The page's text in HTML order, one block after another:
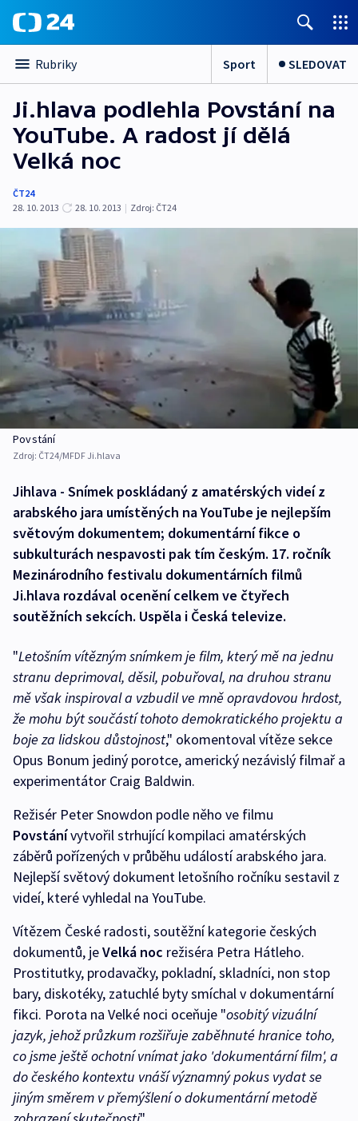
Rubriky Sport SLEDOVAT
Ji.hlava podlehla Povstání na
YouTube. A radost jí dělá
Velká noc
ČT24
28. 10. 2013
28. 10. 2013 | Zdroj: ČT24
Povstání
Zdroj: ČT24/MFDF Ji.hlava
Jihlava - Snímek poskládaný z amatérských videí z
arabského jara umístěných na YouTube je nejlepším
světovým dokumentem; dokumentární fikce o
subkulturách nespavosti pak tím českým. 17. ročník
Mezinárodního festivalu dokumentárních filmů
Ji.hlava rozdával ocenění celkem ve čtyřech
soutěžních sekcích. Uspěla i Česká televize.
"Letošním vítězným snímkem je film, který mě na jednu
stranu deprimoval, děsil, pobuřoval, na druhou stranu
mě však inspiroval a vzbudil ve mně opravdovou hrdost,
že mohu být součástí tohoto demokratického projektu a
boje za lidskou důstojnost," okomentoval vítěze sekce
Opus Bonum jediný porotce, americký nezávislý filmař a
experimentátor Craig Baldwin.
Režisér Peter Snowdon podle něho ve filmu
Povstánívytvořil strhující kompilaci amatérských
záběrů pořízených v průběhu událostí arabského jara.
Nejlepší světový dokument letošního ročníku sestavil z
videí, které vyhledal na YouTube.
Vítězem České radosti, soutěžní kategorie českých
dokumentů, jeVelká noc režiséra Petra Hátleho.
Prostitutky, prodavačky, pokladní, skladníci, non stop
bary, diskotéky, zatuchlé byty smíchal v dokumentární
fikci. Porota na Velké noci oceňuje "osobitý vizuální
jazyk, jehož průzkum rozšiřuje zaběhnuté hranice toho,
co jsme ještě ochotní vnímat jako 'dokumentární film', a
do českého kontextu vnáší významný pokus vydat se
jiným směrem v přemýšlení o dokumentární metodě